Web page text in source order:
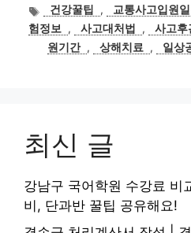
태
그
건강꿀팁 , 교통사고입원
험정보
, 사고대처법 , 사고후
원기간 , 상해치료 , 일상
최신 글
강남구 국어학원 수강료 비
비, 단과반 꿀팁 공유해요!